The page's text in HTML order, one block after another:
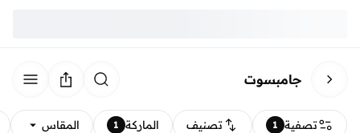
جامبسوت
تصفية 1 تصنيف الماركة 1 المقاس